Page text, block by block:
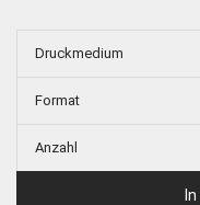
Druckmedium
Format
Anzahl